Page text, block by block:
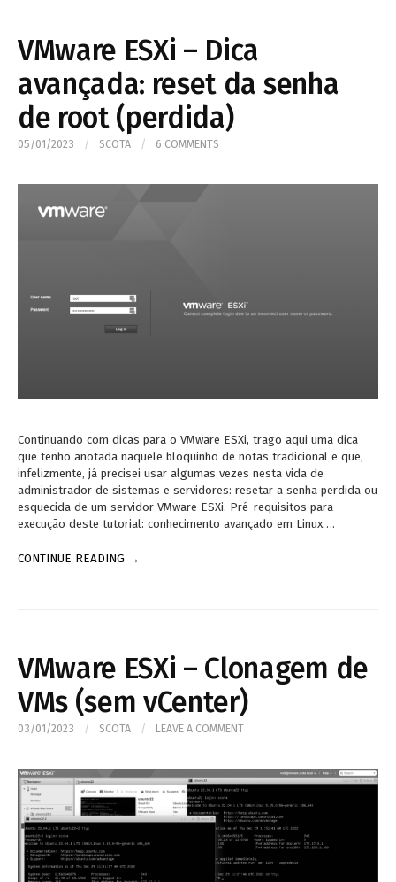
VMware ESXi – Dica
avançada: reset da senha
de root (perdida)
05/01/2023 / SCOTA / 6 COMMENTS
Continuando com dicas para o VMware ESXi, trago aqui uma dica
que tenho anotada naquele bloquinho de notas tradicional e que,
infelizmente, já precisei usar algumas vezes nesta vida de
administrador de sistemas e servidores: resetar a senha perdida ou
esquecida de um servidor VMware ESXi. Pré-requisitos para
execução deste tutorial: conhecimento avançado em Linux….
CONTINUE READING →
VMware ESXi – Clonagem de
VMs (sem vCenter)
03/01/2023 / SCOTA / LEAVE A COMMENT